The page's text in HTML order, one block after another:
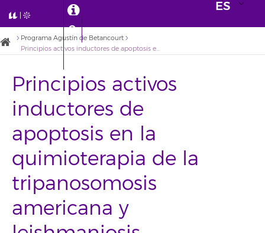
ES
Programa Agustín de Betancourt
Principios activos inductores de apoptosis en la quimioterapia de la tripanosomosis americana y leishmaniosis
Principios activos
inductores de
apoptosis en la
quimioterapia de la
tripanosomosis
americana y